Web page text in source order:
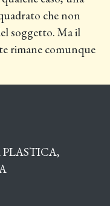
che non
soggetto. Ma il
rimane comunque